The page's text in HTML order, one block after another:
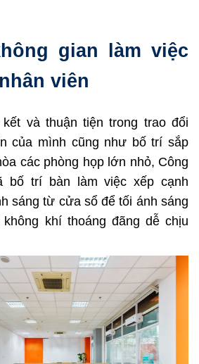
gian làm việc
viên
và thuận tiện trong trao đổi
của mình cũng như bố trí sắp
các phòng họp lớn nhỏ, Công
bố trí bàn làm việc xếp cạnh
sáng từ cửa sổ để tối ánh sáng
khí thoáng đãng dễ chịu